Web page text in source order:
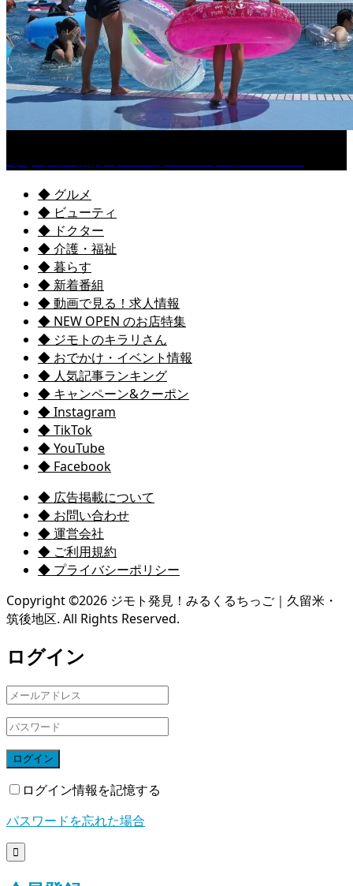
◆ グルメ
◆ ビューティ
◆ ドクター
◆ 介護・福祉
◆ 暮らす
◆ 新着番組
◆ 動画で見る！求人情報
◆ NEW OPEN のお店特集
◆ ジモトのキラリさん
◆ おでかけ・イベント情報
◆ 人気記事ランキング
◆ キャンペーン&クーポン
◆ Instagram
◆ TikTok
◆ YouTube
◆ Facebook
◆ 広告掲載について
◆ お問い合わせ
◆ 運営会社
◆ ご利用規約
◆ プライバシーポリシー
Copyright ©2026 ジモト発見！みるくるちっご｜久留米・
筑後地区. All Rights Reserved.
ログイン
ログイン
ログイン情報を記憶する
パスワードを忘れた場合
